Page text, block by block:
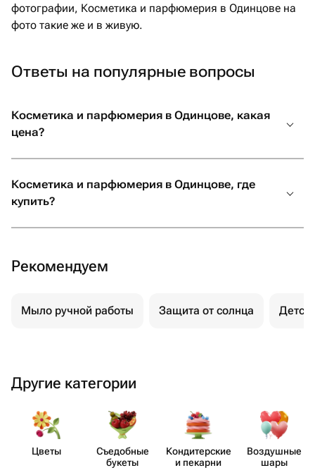
фотографии, Косметика и парфюмерия в Одинцове на
фото такие же и в живую.
Ответы на популярные вопросы
Косметика и парфюмерия в Одинцове, какая
цена?
Косметика и парфюмерия в Одинцове, где
купить?
Рекомендуем
Мыло ручной работы Защита от солнца
Другие категории
Цветы
Съедобные
букеты
Кондит​ерские
и пекарни
Воздушные
шары